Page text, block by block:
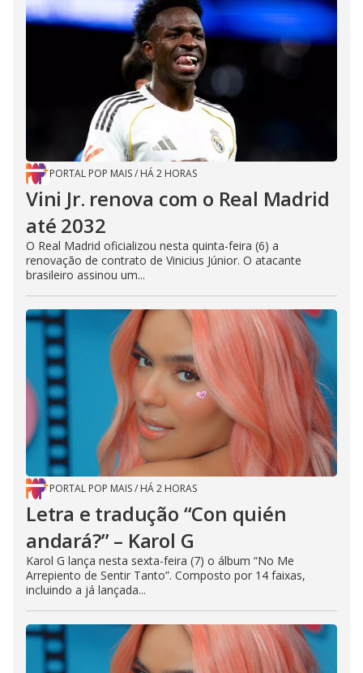
PORTAL POP MAIS/ HÁ 2 HORAS
Vini Jr. renova com o Real Madrid
até 2032
O Real Madrid oficializou nesta quinta-feira (6) a
renovação de contrato de Vinicius Júnior. O atacante
brasileiro assinou um...
PORTAL POP MAIS/ HÁ 2 HORAS
Letra e tradução “Con quién
andará?” – Karol G
Karol G lança nesta sexta-feira (7) o álbum “No Me
Arrepiento de Sentir Tanto”. Composto por 14 faixas,
incluindo a já lançada...